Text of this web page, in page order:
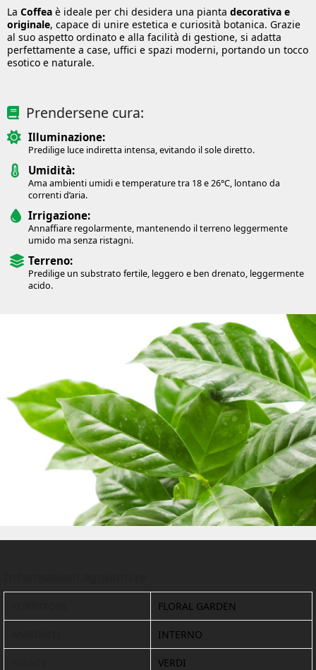
La Coffea è ideale per chi desidera una pianta decorativa e
originale, capace di unire estetica e curiosità botanica. Grazie
al suo aspetto ordinato e alla facilità di gestione, si adatta
perfettamente a case, uffici e spazi moderni, portando un tocco
esotico e naturale.
Prendersene cura:
Illuminazione:
Predilige luce indiretta intensa, evitando il sole diretto.
Umidità:
Ama ambienti umidi e temperature tra 18 e 26°C, lontano da
correnti d’aria.
Irrigazione:
Annaffiare regolarmente, mantenendo il terreno leggermente
umido ma senza ristagni.
Terreno:
Predilige un substrato fertile, leggero e ben drenato, leggermente
acido.
FLORAL GARDEN
INTERNO
VERDI